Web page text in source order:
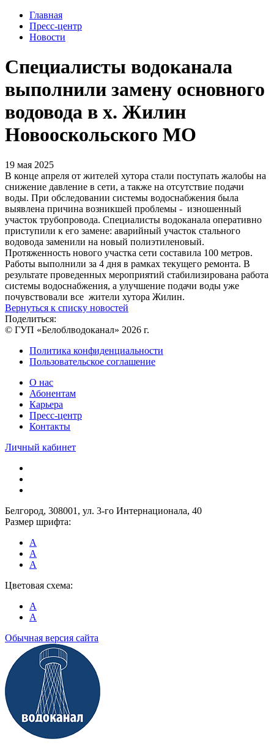
Главная
Пресс-центр
Новости
Специалисты водоканала
выполнили замену основного
водовода в х. Жилин
Новооскольского МО
19 мая 2025
В конце апреля от жителей хутора стали поступать жалобы на
снижение давление в сети, а также на отсутствие подачи
воды. При обследовании системы водоснабжения была
выявлена причина возникшей проблемы - изношенный
участок трубопровода. Специалисты водоканала оперативно
приступили к его замене: аварийный участок стального
водовода заменили на новый полиэтиленовый.
Протяженность нового участка сети составила 100 метров.
Работы выполнили за 4 дня в рамках текущего ремонта. В
результате проведенных мероприятий стабилизирована работа
системы водоснабжения, а улучшение подачи воды уже
почувствовали все жители хутора Жилин.
Вернуться к списку новостей
Поделиться:
© ГУП «Белоблводоканал» 2026 г.
Политика конфиденциальности
Пользовательское соглашение
О нас
Абонентам
Карьера
Пресс-центр
Контакты
Личный кабинет
Белгород, 308001, ул. 3-го Интернационала, 40
Размер шрифта:
A
A
A
Цветовая схема:
A
A
Обычная версия сайта